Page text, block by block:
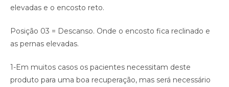
elevadas e o encosto reto.
Posição 03 = Descanso. Onde o encosto fica reclinado e
as pernas elevadas.
1-Em muitos casos os pacientes necessitam deste
produto para uma boa recuperação, mas será necessário